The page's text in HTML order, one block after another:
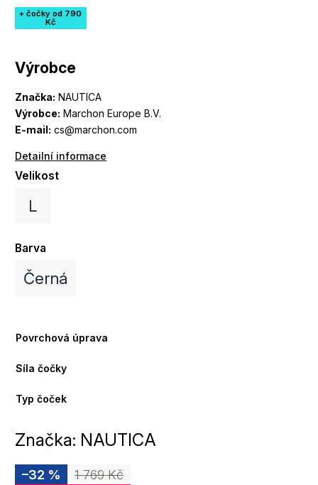
Výrobce
Značka: NAUTICA
Výrobce: Marchon Europe B.V.
E-mail: cs@marchon.com
Detailní informace
+ čočky od 790
Kč
Velikost
L
Barva
Černá
Povrchová úprava
Síla čočky
Typ čoček
Značka: NAUTICA
1 769 Kč
–32 %